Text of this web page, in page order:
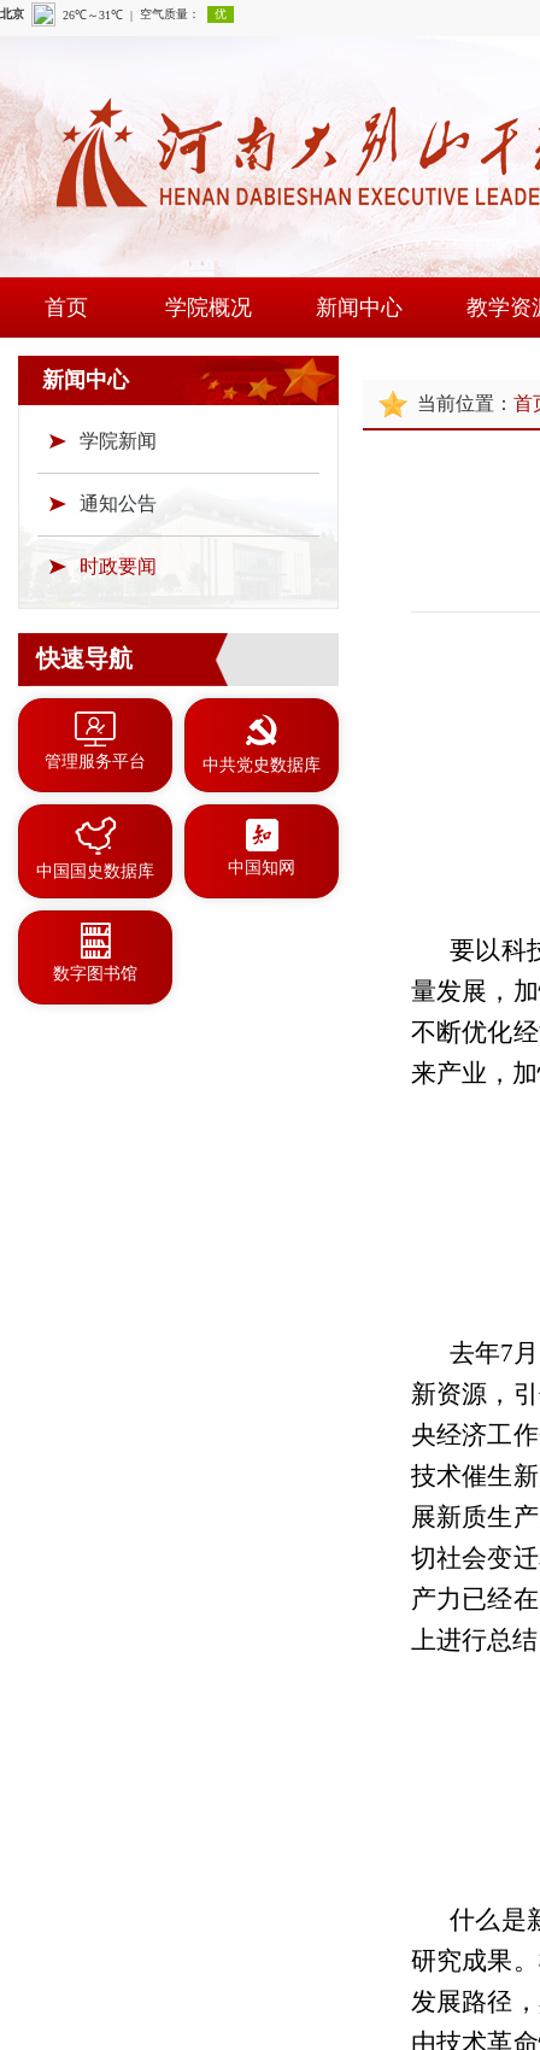
首页 学院概况
学院简介
现任领导
新闻中心
通知公告
教学资
师资队
新闻中心
学院新闻
通知公告
时政要闻
快速导航
管理服务平台 中共党史数据库
中国国史数据库 中国知网
数字图书馆
当前位置： 首
要以科
量发展，
不断优化
来产业，
去年7
新资源，
央经济工
技术催生
展新质生
切社会变
产力已经
上进行总
什么是
研究成果
发展路径
由技术革